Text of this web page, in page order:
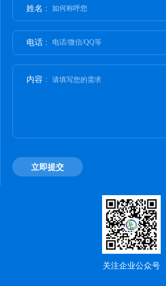
姓名 : 如何称呼您
电话 : 电话/微信/QQ等
内容 : 请填写您的需求
立即提交
关注企业公众号